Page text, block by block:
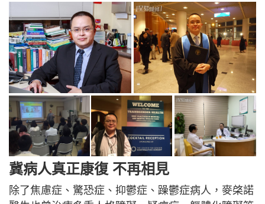
冀病人真正康復 不再相見
除了焦慮症、驚恐症、抑鬱症、躁鬱症病人，麥棨諾